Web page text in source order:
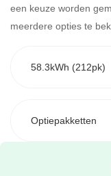
een keuze worden
meerdere opties te
58.3kWh (212pk)
Optiepakketten